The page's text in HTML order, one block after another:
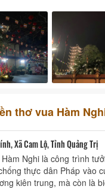
thơ vua Hàm
Xã Cam Lộ, Tỉnh Quảng Trị
Nghi là công trình
thực dân Pháp vào
kiên trung, mà còn là